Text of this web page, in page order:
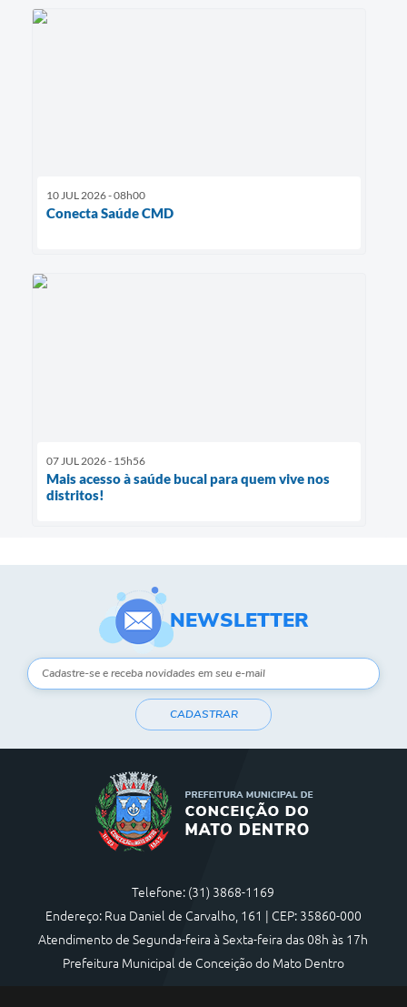
10 JUL 2026 - 08h00
Conecta Saúde CMD
07 JUL 2026 - 15h56
Mais acesso à saúde bucal para quem vive nos
distritos!
NEWSLETTER
CADASTRAR
Telefone: (31) 3868-1169
Endereço: Rua Daniel de Carvalho, 161 | CEP: 35860-000
Atendimento de Segunda-feira à Sexta-feira das 08h às 17h
Prefeitura Municipal de Conceição do Mato Dentro